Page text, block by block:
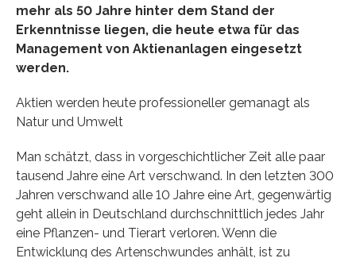
mehr als 50 Jahre hinter dem Stand der
Erkenntnisse liegen, die heute etwa für das
Management von Aktienanlagen eingesetzt
werden.
Aktien werden heute professioneller gemanagt als
Natur und Umwelt
Man schätzt, dass in vorgeschichtlicher Zeit alle paar
tausend Jahre eine Art verschwand. In den letzten 300
Jahren verschwand alle 10 Jahre eine Art, gegenwärtig
geht allein in Deutschland durchschnittlich jedes Jahr
eine Pflanzen- und Tierart verloren. Wenn die
Entwicklung des Artenschwundes anhält, ist zu